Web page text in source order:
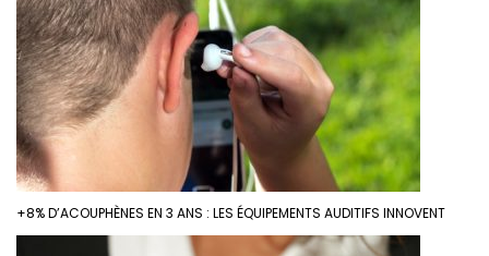
+8% D’ACOUPHÈNES EN 3 ANS : LES ÉQUIPEMENTS AUDITIFS INNOVENT